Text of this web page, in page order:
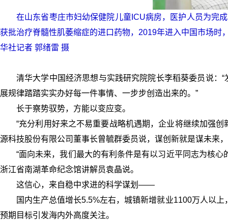
在山东省枣庄市妇幼保健院儿童ICU病房，医护人员为完
获批治疗脊髓性肌萎缩症的进口药物，2019年进入中国市场
华社记者 郭绪雷 摄
清华大学中国经济思想与实践研究院院长李稻葵委员说：
展规律踏踏实实办好每一件事情、一步步创造出来的。”
长于察势驭势，方能以变应变。
“充分利用好来之不易重要战略机遇期，企业将继续加强
源科技股份有限公司董事长曾毓群委员说，谋创新就是谋未来
“面向未来，我们最大的有利条件是有以习近平同志为核
浙江省南湖革命纪念馆讲解员袁晶说。
这信心，来自稳中求进的科学谋划——
国内生产总值增长5.5%左右，城镇新增就业1100万人以
预期目标引发海内外高度关注。